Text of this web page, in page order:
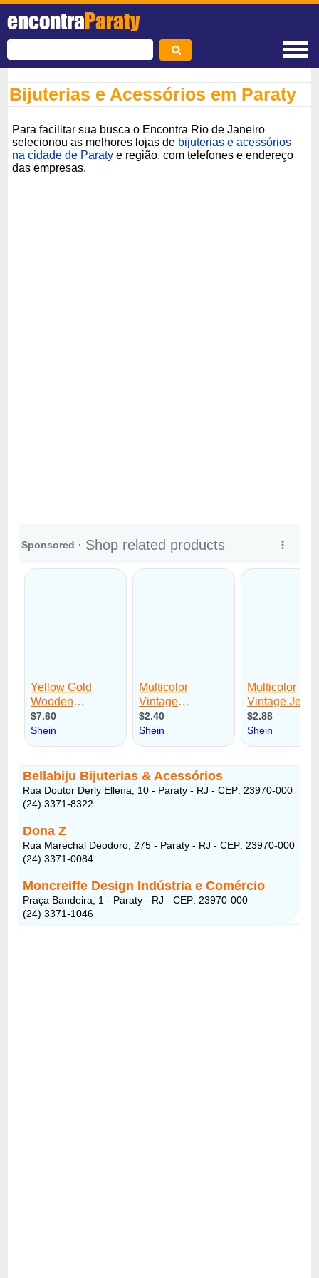
encontraParaty
Bijuterias e Acessórios em Paraty
Para facilitar sua busca o Encontra Rio de Janeiro
selecionou as melhores lojas de bijuterias e acessórios
na cidade de Paraty e região, com telefones e endereço
das empresas.
Bellabiju Bijuterias & Acessórios
Rua Doutor Derly Ellena, 10 - Paraty - RJ - CEP: 23970-000
(24) 3371-8322
Dona Z
Rua Marechal Deodoro, 275 - Paraty - RJ - CEP: 23970-000
(24) 3371-0084
Moncreiffe Design Indústria e Comércio
Praça Bandeira, 1 - Paraty - RJ - CEP: 23970-000
(24) 3371-1046